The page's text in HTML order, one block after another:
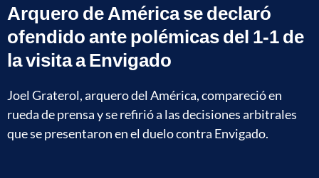
Arquero de América se declaró
ofendido ante polémicas del 1-1 de
la visita a Envigado
Joel Graterol, arquero del América, compareció en
rueda de prensa y se refirió a las decisiones arbitrales
que se presentaron en el duelo contra Envigado.